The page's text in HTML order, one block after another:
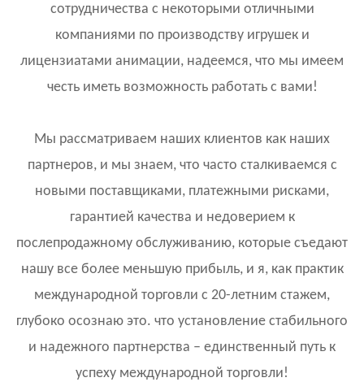
сотрудничества с некоторыми отличными
компаниями по производству игрушек и
лицензиатами анимации, надеемся, что мы имеем
честь иметь возможность работать с вами!
Мы рассматриваем наших клиентов как наших
партнеров, и мы знаем, что часто сталкиваемся с
новыми поставщиками, платежными рисками,
гарантией качества и недоверием к
послепродажному обслуживанию, которые съедают
нашу все более меньшую прибыль, и я, как практик
международной торговли с 20-летним стажем,
глубоко осознаю это. что установление стабильного
и надежного партнерства – единственный путь к
успеху международной торговли!